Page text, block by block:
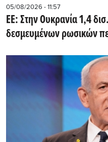
05/08/2026 - 11:57
ΕΕ: Στην Ουκρανία 1,4
δεσμευμένων ρωσικών